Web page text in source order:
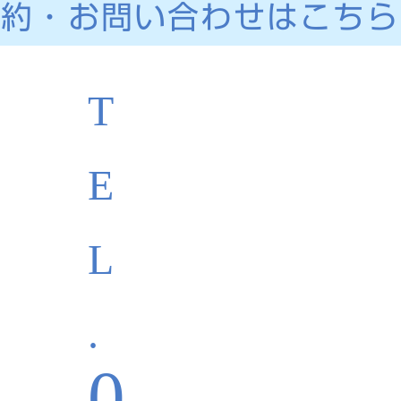
・お問い合わせはこち
T
E
L
.